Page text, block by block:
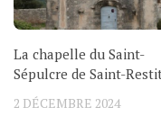
La chapelle du Saint-
Sépulcre de Saint-
2 DÉCEMBRE 2024